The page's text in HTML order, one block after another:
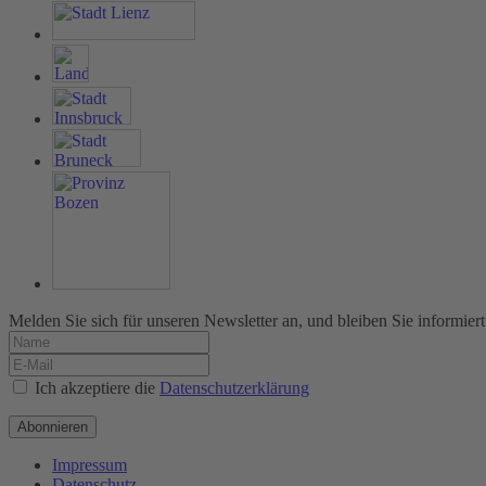
Melden Sie sich für unseren Newsletter an, und bleiben Sie
Ich akzeptiere die Datenschutzerklärung
Abonnieren
Impressum